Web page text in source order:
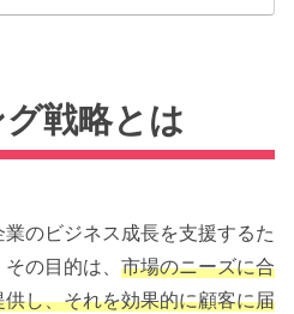
戦略とは
のビジネス成長を支援するた
の目的は、 市場のニーズに合
し、それを効果的に顧客に届